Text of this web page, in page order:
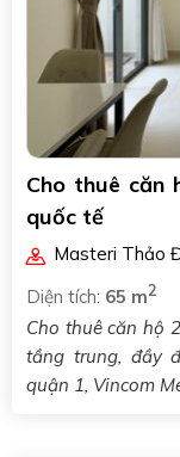
Cho thuê căn
quốc tế
Masteri Thảo
Diện tích: 65 m2
Cho thuê căn hộ
tầng trung, đầy
quận 1, Vincom